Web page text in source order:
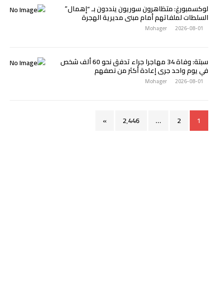
لوكسمبورغ: متظاهرون سوريون ينددون بـ “إهمال”
السلطات لملفاتهم أمام مبنى مديرية الهجرة
2026-08-01
Mohager
سبتة: وفاة 34 مهاجرا جراء تدفق نحو 60 ألف شخص
في يوم واحد جرى إعادة أكثر من نصفهم
2026-08-01
Mohager
1
2
… 2٬446 »